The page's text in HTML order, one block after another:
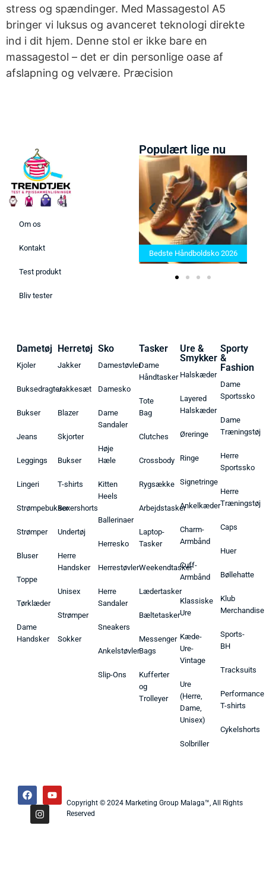
stress og spændinger. Med Massagestol A5
bringer vi luksus og avanceret teknologi direkte
ind i dit hjem. Denne stol er ikke bare en
massagestol – det er din personlige oase af
afslapning og velvære. Præcision
Om os
Kontakt
Test produkt
Bliv tester
Populært lige nu
Bedste Saunatæppe 2025 –
Find de bedste produkter her!
Bedste Håndboldsko 2026
Dametøj
Kjoler
Buksedragter
Bukser
Jeans
Leggings
Lingeri
Strømpebukser
Strømper
Bluser
Toppe
Tørklæder
Dame
Handsker
Herretøj
Jakker
Jakkesæt
Blazer
Skjorter
Bukser
T-shirts
Boxershorts
Undertøj
Herre
Handsker
Unisex
Strømper
Sokker
Sko
Damestøvler
Damesko
Dame
Sandaler
Høje
Hæle
Kitten
Heels
Ballerinaer
Herresko
Herrestøvler
Herre
Sandaler
Sneakers
Ankelstøvler
Slip-Ons
Tasker
Dame
Håndtasker
Tote
Bag
Clutches
Crossbody
Rygsække
Arbejdstasker
Laptop-
Tasker
Weekendtasker
Lædertasker
Bæltetasker
Messenger
Bags
Kufferter
og
Trolleyer
Ure &
Smykker
Halskæder
Layered
Halskæder
Øreringe
Ringe
Signetringe
Ankelkæder
Charm-
Armbånd
Cuff-
Armbånd
Klassiske
Ure
Kæde-
Ure-
Vintage
Ure
(Herre,
Dame,
Unisex)
Solbriller
Sporty
&
Fashion
Dame
Sportssko
Dame
Træningstøj
Herre
Sportssko
Herre
Træningstøj
Caps
Huer
Bøllehatte
Klub
Merchandise
Sports-
BH
Tracksuits
Performance
T-shirts
Cykelshorts
Copyright © 2024 Marketing Group Malaga™, All Rights
Reserved